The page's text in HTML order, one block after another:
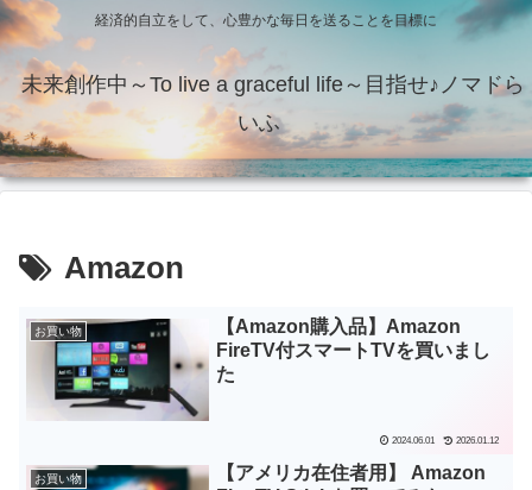
経済的自立をして、心豊かな毎日を送ることを目標に
未来創作中～To live a graceful life～目指せ♪ノマドら
いふ
Amazon
お買い物
【Amazon購入品】Amazon
FireTV付スマートTVを買いまし
た
2024.06.01 2026.01.12
お買い物
【アメリカ在住者用】 Amazon